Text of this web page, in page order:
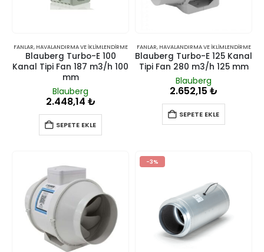
FANLAR, HAVALANDIRMA VE İKLIMLENDIRME
Blauberg Turbo-E 100
Kanal Tipi Fan 187 m3/h 100
mm
Blauberg
2.448,14 ₺
SEPETE EKLE
FANLAR, HAVALANDIRMA VE İKLIMLENDIRME
Blauberg Turbo-E 125 Kanal
Tipi Fan 280 m3/h 125 mm
Blauberg
2.652,15 ₺
SEPETE EKLE
-3%